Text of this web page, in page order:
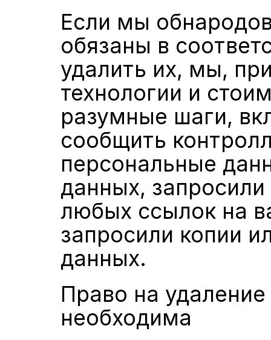
Если мы
обязаны в
удалить их, мы,
технологии и
разумные шаги,
сообщить
персональные
данных,
любых ссылок на
запросили копии
данных.
Право на
необходима